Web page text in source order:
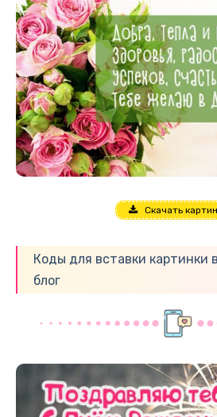
Скачать
Коды для вставки картинки
блог